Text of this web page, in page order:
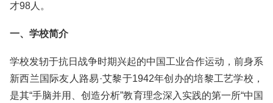
才98人。
一、学校简介
学校发轫于抗日战争时期兴起的中国工业合作运动，前身系
新西兰国际友人路易·艾黎于1942年创办的培黎工艺学校，
是其“手脑并用、创造分析”教育理念深入实践的第一所“中国